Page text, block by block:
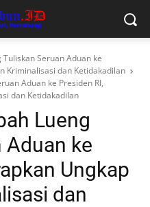
Seruan Aduan ke
Kriminalisasi dan Ketidakadilan
Aduan ke Presiden RI,
dan Ketidakadilan
Lueng
Aduan ke
Ungkap
dan